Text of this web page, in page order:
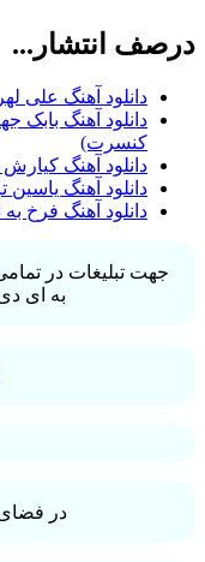
درصف انتشار...
دانلود آهنگ علی
دانلود آهنگ بابک
کنسرت)
دانلود آهنگ کیارش
دانلود آهنگ
دانلود آهنگ فرخ به
جهت تبلیغات در
به ای
در